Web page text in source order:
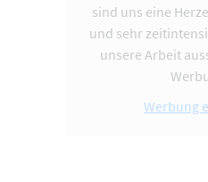
sind uns eine
und sehr
unsere Arbeit
Werbung